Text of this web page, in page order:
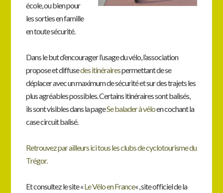
école, ou bien pour
les sorties en famille
en toute sécurité.
Dans le but d’encourager l’usage du vélo, l’association
propose et diffusedes itinérairespermettant de se
déplacer avec un maximum de sécurité et sur des trajets les
plus agréables possibles. Certains itinéraires sont balisés,
ils sont visibles dans la pageSe balader à véloen cochant la
case circuit balisé.
Retrouvez par ailleurs ici tous les clubs de cyclotourisme du
Trégor.
Et consultez le site «Le Vélo en France« , site officiel de la